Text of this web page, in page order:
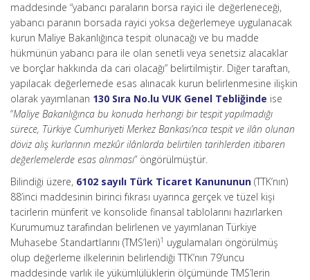
maddesinde “yabancı paraların borsa rayici ile değerleneceği,
yabancı paranın borsada rayici yoksa değerlemeye uygulanacak
kurun Maliye Bakanlığınca tespit olunacağı ve bu madde
hükmünün yabancı para ile olan senetli veya senetsiz alacaklar
ve borçlar hakkında da cari olacağı” belirtilmiştir. Diğer taraftan,
yapılacak değerlemede esas alınacak kurun belirlenmesine ilişkin
olarak yayımlanan 130 Sıra No.lu VUK Genel Tebliğinde ise
“Maliye Bakanlığınca bu konuda herhangi bir tespit yapılmadığı
sürece, Türkiye Cumhuriyeti Merkez Bankası’nca tespit ve ilân olunan
döviz alış kurlarının mezkûr ilânlarda belirtilen tarihlerden itibaren
değerlemelerde esas alınması” öngörülmüştür.
Bilindiği üzere, 6102 sayılı Türk Ticaret Kanununun (TTK’nın)
88’inci maddesinin birinci fıkrası uyarınca gerçek ve tüzel kişi
tacirlerin münferit ve konsolide finansal tablolarını hazırlarken
Kurumumuz tarafından belirlenen ve yayımlanan Türkiye
Muhasebe Standartlarını (TMS’leri)1 uygulamaları öngörülmüş
olup değerleme ilkelerinin belirlendiği TTK’nın 79’uncu
maddesinde varlık ile yükümlülüklerin ölçümünde TMS’lerin